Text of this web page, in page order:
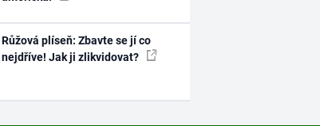
Růžová plíseň: Zbavte se jí co
nejdříve! Jak ji zlikvidovat?